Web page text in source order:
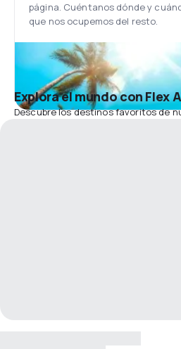
página. Cuéntanos dónde y
que nos ocupemos del resto.
Explora el mundo con Flex
Descubre los destinos favoritos de